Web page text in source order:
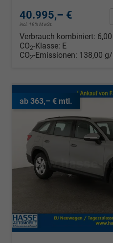
40.995,– €
incl. 19% MwSt.
Verbrauch kombiniert:
CO2-Klasse: E
CO2-Emissionen: 138,00
ab 363,– € mtl.